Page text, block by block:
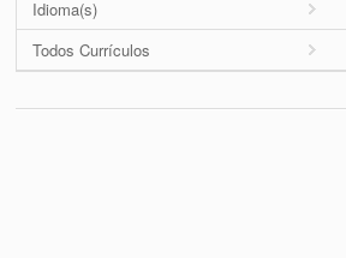
Idioma(s)
Todos Currículos